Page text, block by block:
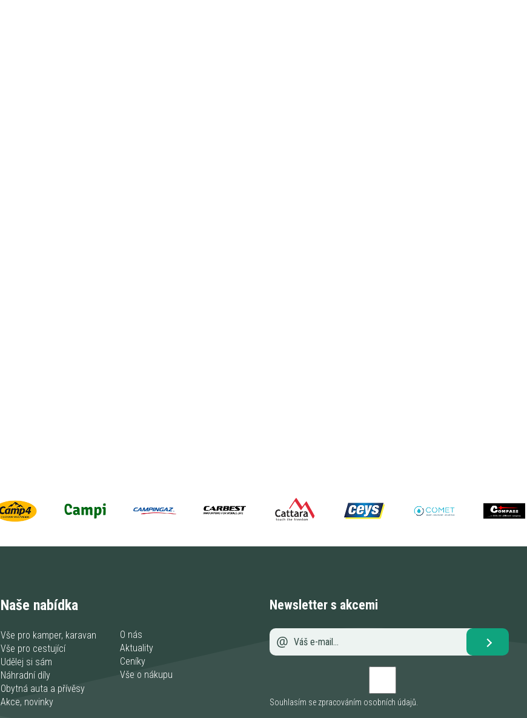
Naše nabídka
Vše pro kamper, karavan
Vše pro cestující
Udělej si sám
Náhradní díly
Obytná auta a přívěsy
Akce, novinky
O nás
Aktuality
Ceníky
Vše o nákupu
Newsletter s akcemi
Souhlasím se zpracováním osobních údajů